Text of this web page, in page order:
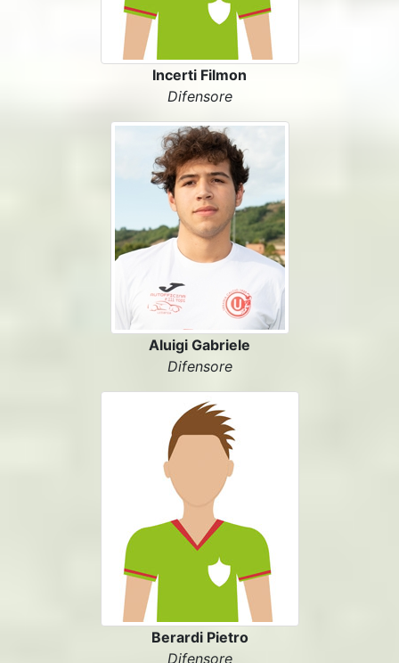
Incerti Filmon
Difensore
Aluigi Gabriele
Difensore
Berardi Pietro
Difensore